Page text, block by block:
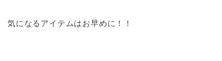
気になるアイテムはお早めに！！